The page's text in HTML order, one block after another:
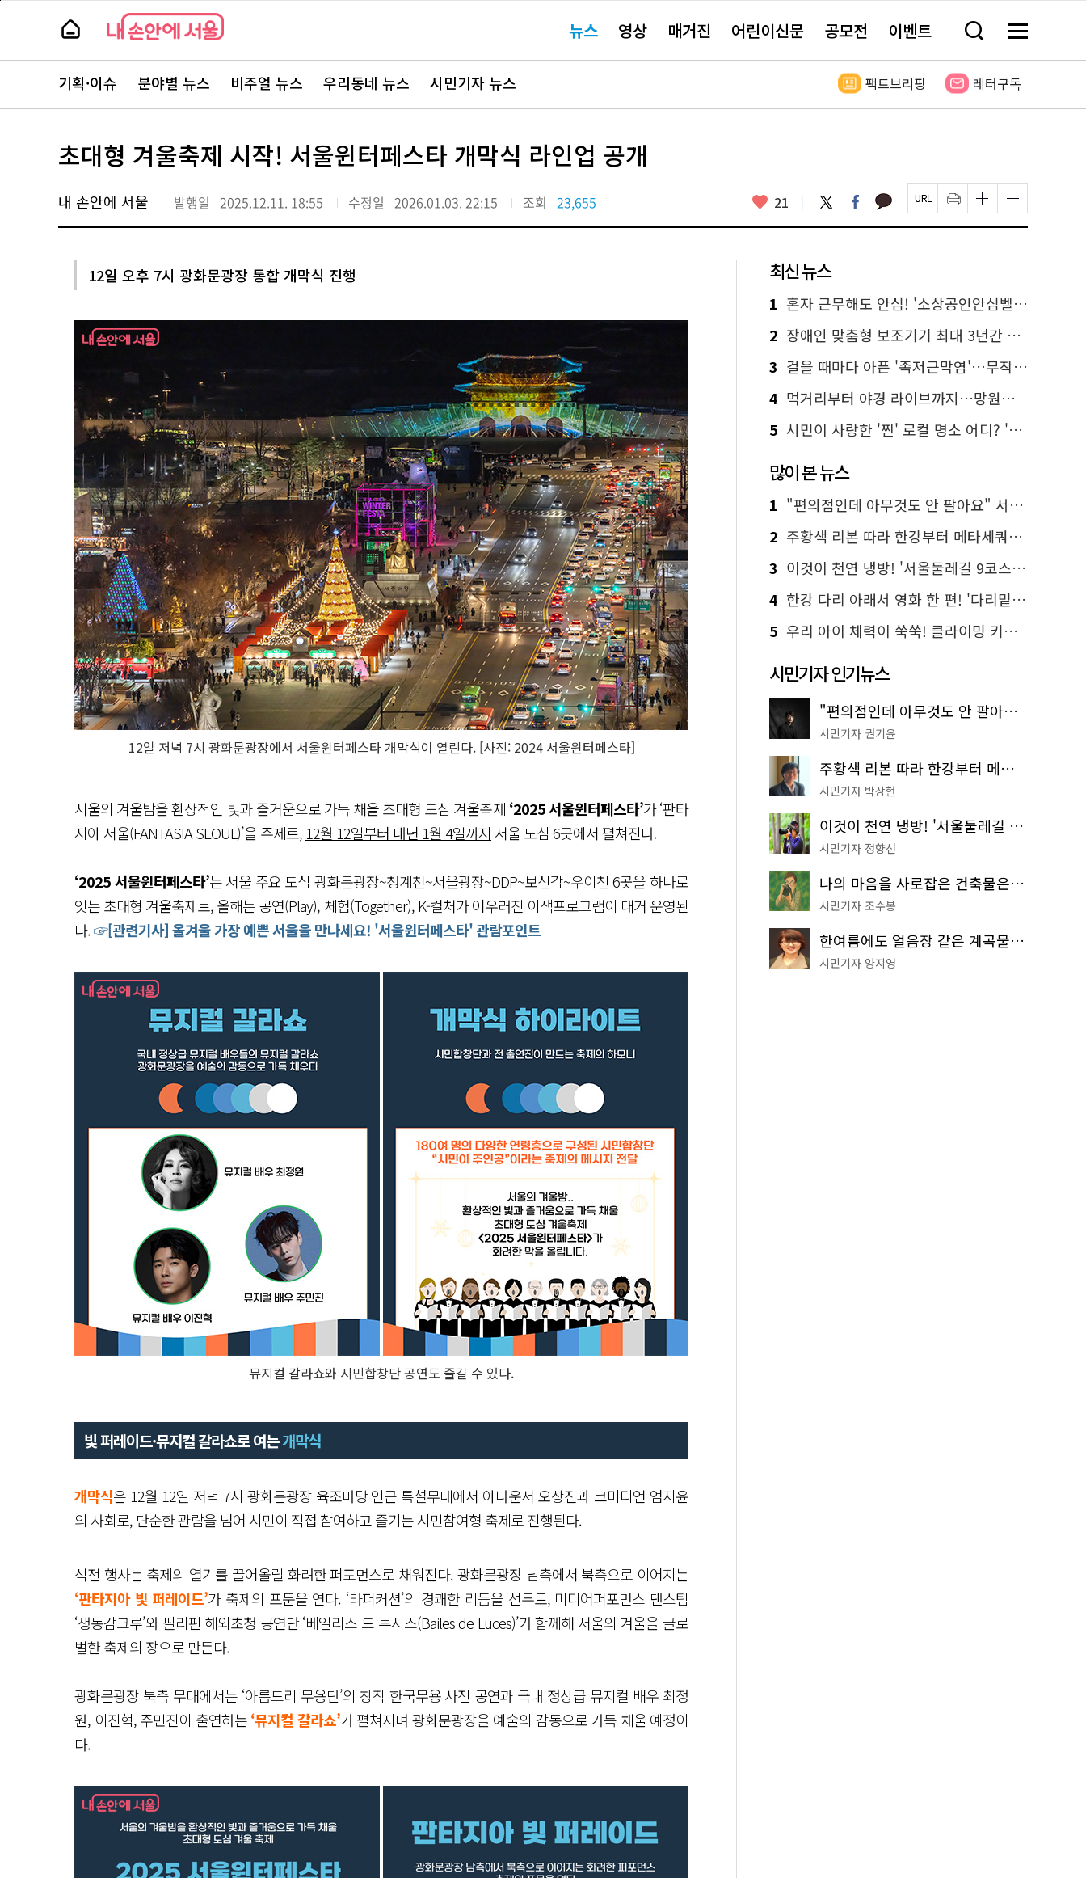
본
뉴
스 요뉴스 영상 매거진 어린이신문 공모전 이벤트 검
창
기
메
전
보
뉴
스
주
서
바
로
기획·이슈 분야별 뉴스 비주얼 뉴스 우리동네 뉴스 시민기자 뉴스 팩트브리핑 레터구독
초대형 겨울축제 시작! 서울윈터페스타 개막식 라인업 공개
내 손안에 서울 발행일 2025.12.11. 18:55 수정일 2026.01.03. 22:15 조회 23,655 좋
요
21 트
위
터
페
이
스
카
카 페
이
지
인
쇄
하
글
자
크
하
기
글
자
크
하
기
12일 오후 7시 광화문광장 통합 개막식 진행
12일 저녁 7시 광화문광장에서 서울윈터페스타 개막식이 열린다. [사진: 2024 서울윈터페스타]
서울의 겨울밤을 환상적인 빛과 즐거움으로 가득 채울 초대형 도심 겨울축제 ‘2025 서울윈터페스타’가 ‘판타
지아 서울(FANTASIA SEOUL)’을 주제로, 12월 12일부터 내년 1월 4일까지 서울 도심 6곳에서 펼쳐진다.
‘2025 서울윈터페스타’는 서울 주요 도심 광화문광장~청계천~서울광장~DDP~보신각~우이천 6곳을 하나로
잇는 초대형 겨울축제로, 올해는 공연(Play), 체험(Together), K-컬처가 어우러진 이색프로그램이 대거 운영된
다.☞[관련기사] 올겨울 가장 예쁜 서울을 만나세요! '서울윈터페스타' 관람포인트
뮤지컬 갈라쇼와 시민합창단 공연도 즐길 수 있다.
빛 퍼레이드·뮤지컬 갈라쇼로 여는개막식
개막식은 12월 12일 저녁 7시 광화문광장 육조마당 인근 특설무대에서 아나운서 오상진과 코미디언 엄지윤
의 사회로, 단순한 관람을 넘어 시민이 직접 참여하고 즐기는 시민참여형 축제로 진행된다.
식전 행사는 축제의 열기를 끌어올릴 화려한 퍼포먼스로 채워진다. 광화문광장 남측에서 북측으로 이어지는
‘판타지아 빛 퍼레이드’가 축제의 포문을 연다. ‘라퍼커션’의 경쾌한 리듬을 선두로, 미디어퍼포먼스 댄스팀
‘생동감크루’와 필리핀 해외초청 공연단 ‘베일리스 드 루시스(Bailes de Luces)’가 함께해 서울의 겨울을 글로
벌한 축제의 장으로 만든다.
광화문광장 북측 무대에서는 ‘아름드리 무용단’의 창작 한국무용 사전 공연과 국내 정상급 뮤지컬 배우 최정
원, 이진혁, 주민진이 출연하는‘뮤지컬 갈라쇼’가 펼쳐지며 광화문광장을 예술의 감동으로 가득 채울 예정이
다.
최신 뉴스
1 혼자 근무해도 안심! '소상공인안심벨' 신청하세요
2 장애인 맞춤형 보조기기 최대 3년간 무상 대여…삶의 질 높인다
3 걸을 때마다 아픈 '족저근막염'…무작정 참지 말고 '이것' 해보세요!
4 먹거리부터 야경 라이브까지…망원한강공원 알짜 코스
5 시민이 사랑한 '찐' 로컬 명소 어디? '서울에디션25' 추천 코스
많이 본 뉴스
1 "편의점인데 아무것도 안 팔아요" 서울에서 가장 특별한 편의점의 정체
2 주황색 리본 따라 한강부터 메타세쿼이아 숲길까지…서울둘레길 15코스
3 이것이 천연 냉방! '서울둘레길 9코스'로 숲속 피서 떠나볼까
4 한강 다리 아래서 영화 한 편! '다리밑 영화관' 무료 상영
5 우리 아이 체력이 쑥쑥! 클라이밍 키즈카페·어린이 체력장
시민기자 인기뉴스
"편의점인데 아무것도 안 팔아요" 서울에서 가장 특별한 편의점의 정체
시민기자 권기윤
주황색 리본 따라 한강부터 메타세쿼이아 숲길까지…서울둘레길 15코스
시민기자 박상현
이것이 천연 냉방! '서울둘레길 9코스'로 숲속 피서 떠나볼까
시민기자 정향선
나의 마음을 사로잡은 건축물은? '서울시 건축상' 수상작 공개!
시민기자 조수봉
한여름에도 얼음장 같은 계곡물! 서울 '진관사 계곡'이 천국이네~
시민기자 양지영
페